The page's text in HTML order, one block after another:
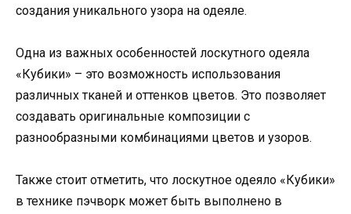
создания уникального узора на одеяле.
Одна из важных особенностей лоскутного одеяла
«Кубики» – это возможность использования
различных тканей и оттенков цветов. Это позволяет
создавать оригинальные композиции с
разнообразными комбинациями цветов и узоров.
Также стоит отметить, что лоскутное одеяло «Кубики»
в технике пэчворк может быть выполнено в